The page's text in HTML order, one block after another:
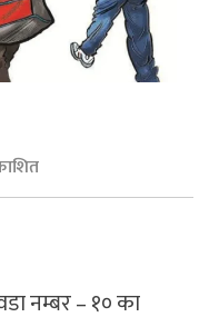
नम्बर – १० का